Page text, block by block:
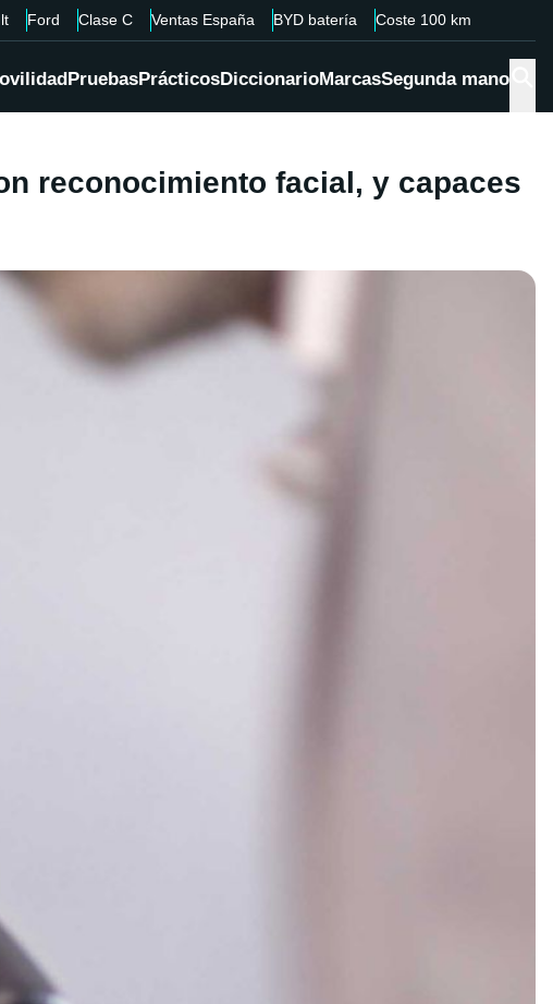
Ford Clase C Ventas España BYD batería Coste 100 km
PruebasPrácticosDiccionarioMarcasSegunda mano
reconocimiento facial, y capaces